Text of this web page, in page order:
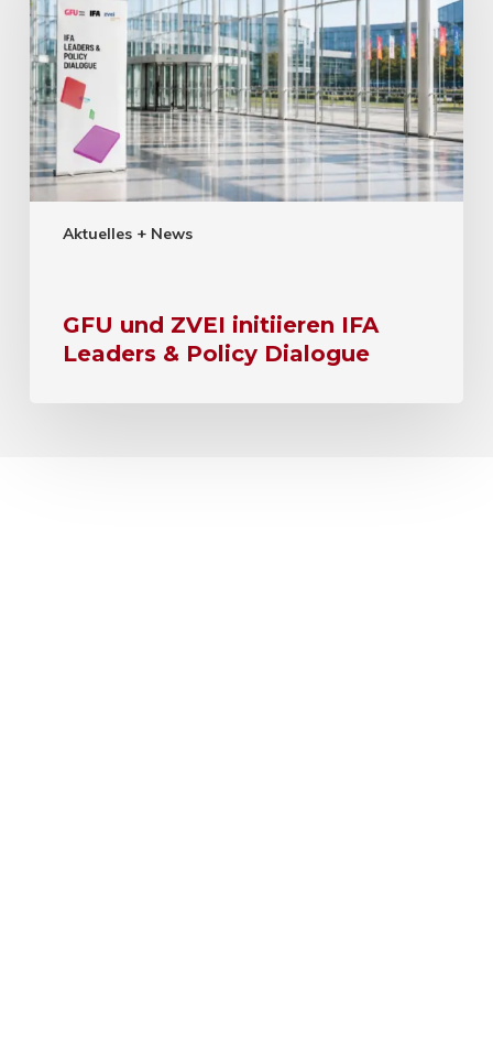
Aktuelles + News
GFU und ZVEI initiieren IFA
Leaders & Policy Dialogue